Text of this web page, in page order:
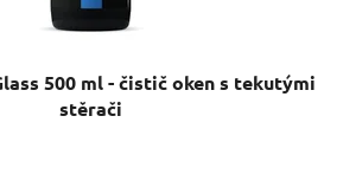
500 ml - čistič oken s tekutými
stěrači